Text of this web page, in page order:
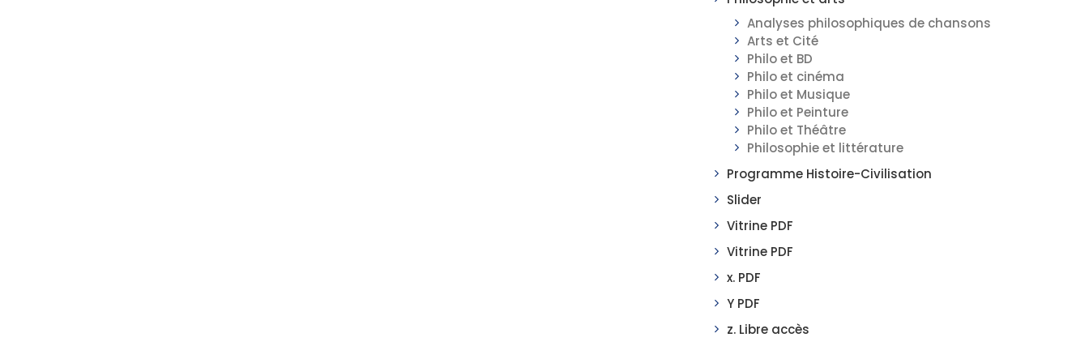
Analyses philosophiques de chansons
Arts et Cité
Philo et BD
Philo et cinéma
Philo et Musique
Philo et Peinture
Philo et Théâtre
Philosophie et littérature
Programme Histoire-Civilisation
Slider
Vitrine PDF
Vitrine PDF
x. PDF
Y PDF
z. Libre accès